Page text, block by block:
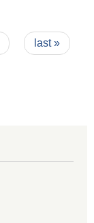
last »